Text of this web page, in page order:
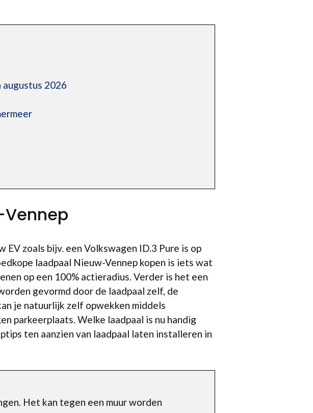
2026
zoals bijv. een Volkswagen ID.3 Pure is op
laadpaal Nieuw-Vennep kopen is iets wat
op een 100% actieradius. Verder is het een
gevormd door de laadpaal zelf, de
je natuurlijk zelf opwekken middels
parkeerplaats. Welke laadpaal is nu handig
ten aanzien van laadpaal laten installeren in
Het kan tegen een muur worden